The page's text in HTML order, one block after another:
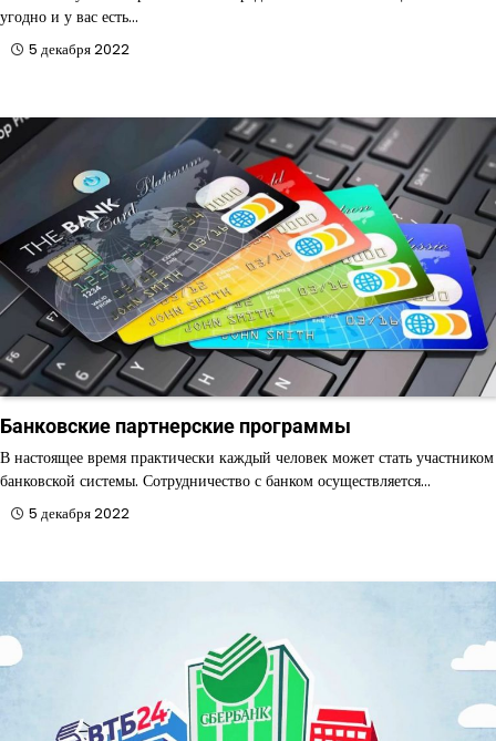
угодно и у вас есть…
5 декабря 2022
Банковские партнерские программы
В настоящее время практически каждый человек может стать участником
банковской системы. Сотрудничество с банком осуществляется…
5 декабря 2022